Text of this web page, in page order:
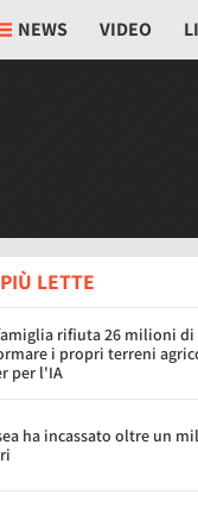
NEWS VIDEO
LETTE
rifiuta 26 milioni
i propri terreni
per l'IA
ha incassato oltre un